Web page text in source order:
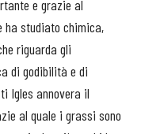
e grazie al
ha studiato chimica,
riguarda gli
di godibilità e di
Igles annovera il
al quale i grassi sono